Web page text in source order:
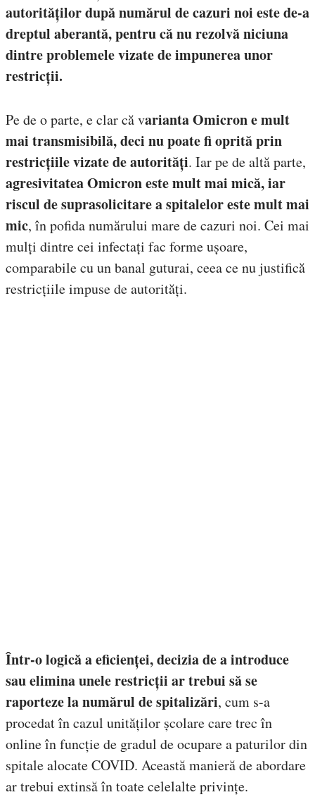
autorităților după numărul de cazuri noi este de-a
dreptul aberantă, pentru că nu rezolvă niciuna
dintre problemele vizate de impunerea unor
restricții.
Pe de o parte, e clar că varianta Omicron e mult
mai transmisibilă, deci nu poate fi oprită prin
restricțiile vizate de autorități. Iar pe de altă parte,
agresivitatea Omicron este mult mai mică, iar
riscul de suprasolicitare a spitalelor este mult mai
mic, în pofida numărului mare de cazuri noi. Cei mai
mulți dintre cei infectați fac forme ușoare,
comparabile cu un banal guturai, ceea ce nu justifică
restricțiile impuse de autorități.
Într-o logică a eficienței, decizia de a introduce
sau elimina unele restricții ar trebui să se
raporteze la numărul de spitalizări, cum s-a
procedat în cazul unităților școlare care trec în
online în funcție de gradul de ocupare a paturilor din
spitale alocate COVID. Această manieră de abordare
ar trebui extinsă în toate celelalte privințe.